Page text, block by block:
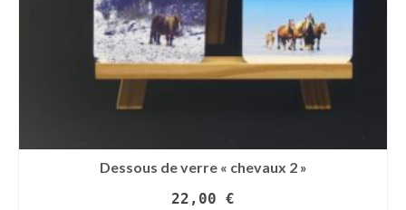
Dessous de verre « chevaux 2 »
22,00 €